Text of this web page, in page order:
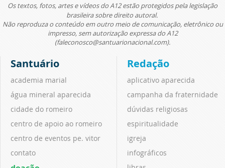
Os textos, fotos, artes e vídeos do A12 estão protegidos pela legislação
brasileira sobre direito autoral.
Não reproduza o conteúdo em outro meio de comunicação, eletrônico ou
impresso, sem autorização expressa do A12
(faleconosco@santuarionacional.com).
Santuário
academia marial
água mineral aparecida
cidade do romeiro
centro de apoio ao romeiro
centro de eventos pe. vitor
contato
Redação
aplicativo aparecida
campanha da fraternidade
dúvidas religiosas
espiritualidade
igreja
infográficos